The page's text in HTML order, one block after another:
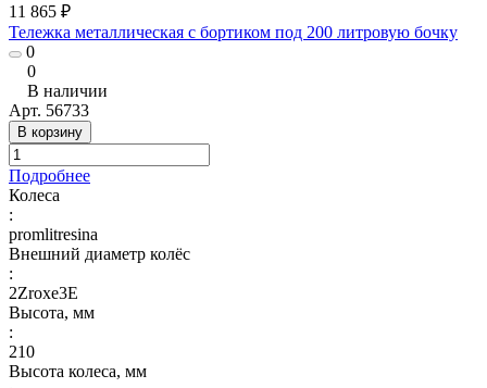
11 865 ₽
Тележка металлическая с бортиком под 200 литровую бочку
0
0
В наличии
Арт. 56733
В корзину
Подробнее
Колеса
:
promlitresina
Внешний диаметр колёс
:
2Zroxe3E
Высота, мм
:
210
Высота колеса, мм